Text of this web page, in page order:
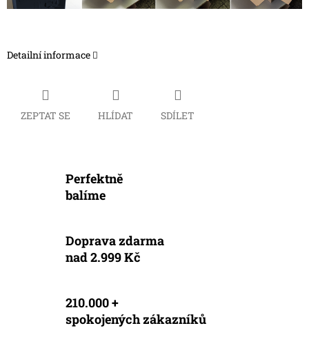
Detailní informace
ZEPTAT SE HLÍDAT SDÍLET
Perfektně
balíme
Doprava zdarma
nad 2.999 Kč
210.000 +
spokojených zákazníků